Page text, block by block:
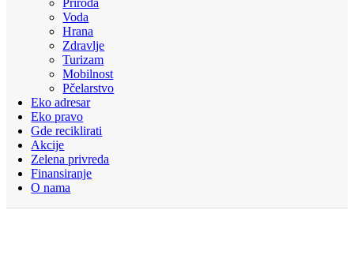
Priroda
Voda
Hrana
Zdravlje
Turizam
Mobilnost
Pčelarstvo
Eko adresar
Eko pravo
Gde reciklirati
Akcije
Zelena privreda
Finansiranje
O nama